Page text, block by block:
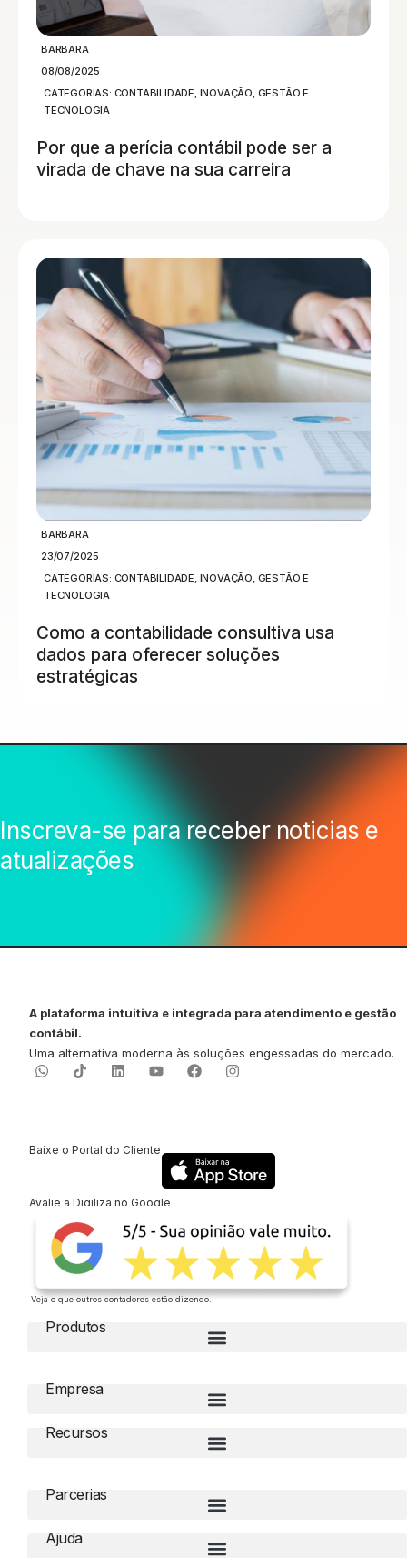
BARBARA
08/08/2025
CATEGORIAS: CONTABILIDADE INOVAÇÃO, GESTÃO E
TECNOLOGIA
Por que a perícia contábil pode ser a
virada de chave na sua carreira
BARBARA
23/07/2025
CATEGORIAS: CONTABILIDADE INOVAÇÃO, GESTÃO E
TECNOLOGIA
Como a contabilidade consultiva usa
dados para oferecer soluções
estratégicas
Inscreva-se para receber noticias e
atualizações
A plataforma intuitiva e integrada para atendimento e gestão
contábil.
Uma alternativa moderna às soluções engessadas do mercado.
Baixe o Portal do Cliente
Avalie a Digiliza no Google
Veja o que outros contadores estão dizendo.
Produtos
Empresa
Recursos
Parcerias
Ajuda